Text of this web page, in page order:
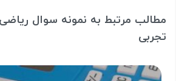
مطالب مرتبط به نمونه سوال
تجربی